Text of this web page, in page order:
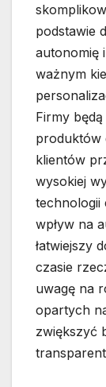
podstawie
autonomię
ważnym
Firmy
produktów
klientów
wysokiej
technologii
wpływ na
łatwiejszy
czasie
uwagę na
opartych
zwiększyć